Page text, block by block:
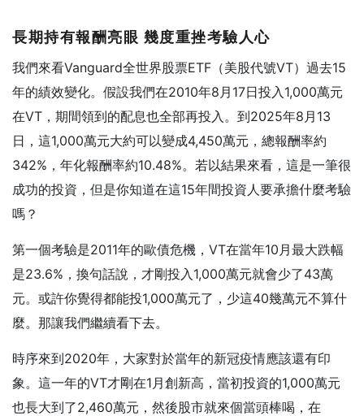
長期持有報酬亮眼 幾度重挫考驗人心
我們來看Vanguard全世界股票ETF（美股代號VT）過去15
年的績效變化。假設我們在2010年8月17日投入1,000萬元
在VT，期間領到的配息也全部再投入。到2025年8月13
日，這1,000萬元大約可以變成4,450萬元，總報酬率約
342%，年化報酬率約10.48%。若以結果來看，這是一筆很
成功的投資，但是你知道在這15年間投資人要承擔什麼考驗
嗎？
第一個考驗是2011年的歐債危機，VT在當年10月最大跌幅
是23.6%，換句話說，才剛投入1,000萬元就會少了43萬
元。或許你覺得都能投1,000萬元了，少這40幾萬元不算什
麼。那讓我們繼續看下去。
時序來到2020年，大家對於當年的新冠疫情應該還有印
象。這一年的VT才剛在1月創新高，當初投資的1,000萬元
也長大到了2,460萬元，然後股市就來個當頭棒喝，在